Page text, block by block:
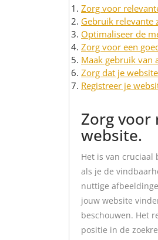
Zorg voor
Gebruik relevante
Optimaliseer de
Zorg voor een
Maak gebruik van
Zorg dat je
Registreer je
Zorg voor
website.
Het is van cruciaal
als je de
nuttige
jouw website
beschouwen. Het
positie in de